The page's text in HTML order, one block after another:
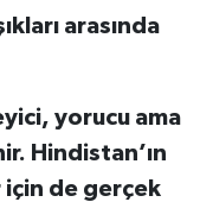
arasında
yorucu ama
Hindistan’ın
de gerçek